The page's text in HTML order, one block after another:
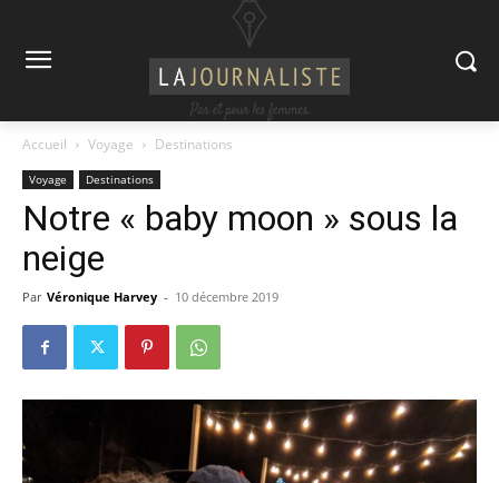
Accueil Voyage Destinations
Voyage Destinations
Notre « baby moon » sous la
neige
Par Véronique Harvey - 10 décembre 2019